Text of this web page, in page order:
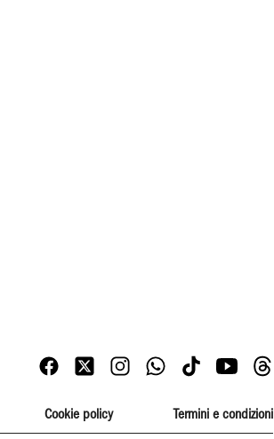
Cookie policy Termini e condizioni